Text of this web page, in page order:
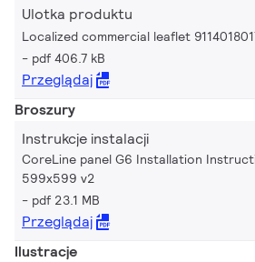
Ulotka produktu
Localized commercial leaflet
pdf 406.7 kB
Przeglądaj
Broszury
Instrukcje instalacji
CoreLine panel G6 Installation
599x599 v2
pdf 23.1 MB
Przeglądaj
Ilustracje